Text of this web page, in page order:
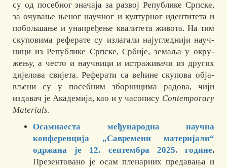
су од посебног зна­чаја за раз­вој Републике Српске,
за очу­вање ње­ног научног и културног идентитета и
побољ­шање и унапређење ква­ли­те­та жи­во­та. На тим
скуповима ре­фе­рате су изла­гали нај­углед­ни­ји науч­
ници из Репу­блике Српске, Србије, земаља у ок­ру­
жењу, а често и научници и ис­траживачи из дру­гих
дијелова свијета. Реферати са ве­ћине ску­пова об­ја­
вље­ни су у посебним збор­ни­цима ра­дова, чији
издавач је Академија, као и у часопису Contemporary
Materials.
Осамнаеста међународна научна
конференција „Савремени материјали“
одржана је 12. септембра 2025. године.
Презентовано је осам пленарних предавања и